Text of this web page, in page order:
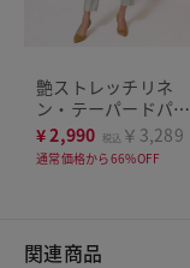
艶ストレッチリネ
ン・テーパードパン
ツ
¥2,990 税込 ￥3,289
通常価格から66%OFF
関連商品